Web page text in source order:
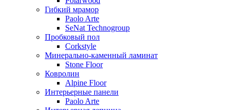
Гибкий мрамор
Paolo Arte
SeNat Technogroup
Пробковый пол
Corkstyle
Минерально-каменный ламинат
Stone Floor
Ковролин
Alpine Floor
Интерьерные панели
Paolo Arte